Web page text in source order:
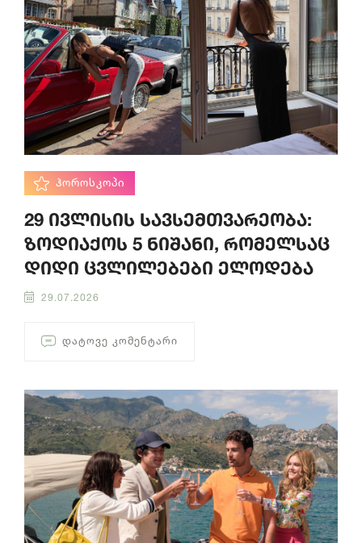
ᲰᲝᲠᲝᲡᲙᲝᲞᲘ
29 ივლისის სავსემთვარეობა:
ზოდიაქოს 5 ნიშანი, რომელსაც
დიდი ცვლილებები ელოდება
29.07.2026
ᲓᲐᲢᲝᲕᲔ ᲙᲝᲛᲔᲜᲢᲐᲠᲘ